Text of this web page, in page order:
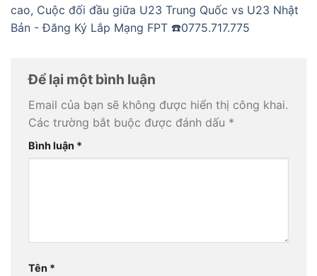
cao, Cuộc đối đầu giữa U23 Trung Quốc vs U23 Nhật
Bản - Đăng Ký Lắp Mạng FPT ☎️0775.717.775
Để lại một bình luận
Email của bạn sẽ không được hiển thị công khai.
Các trường bắt buộc được đánh dấu *
Bình luận *
Tên *